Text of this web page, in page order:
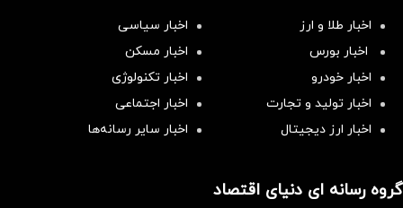
اخبار طلا و ارز
اخبار سیاسی
اخبار بورس
اخبار مسکن
اخبار خودرو
اخبار تکنولوژی
اخبار تولید و تجارت
اخبار اجتماعی
اخبار ارز دیجیتال
اخبار سایر رسانه‌‌ها
گروه رسانه ای دنیای اقتصاد